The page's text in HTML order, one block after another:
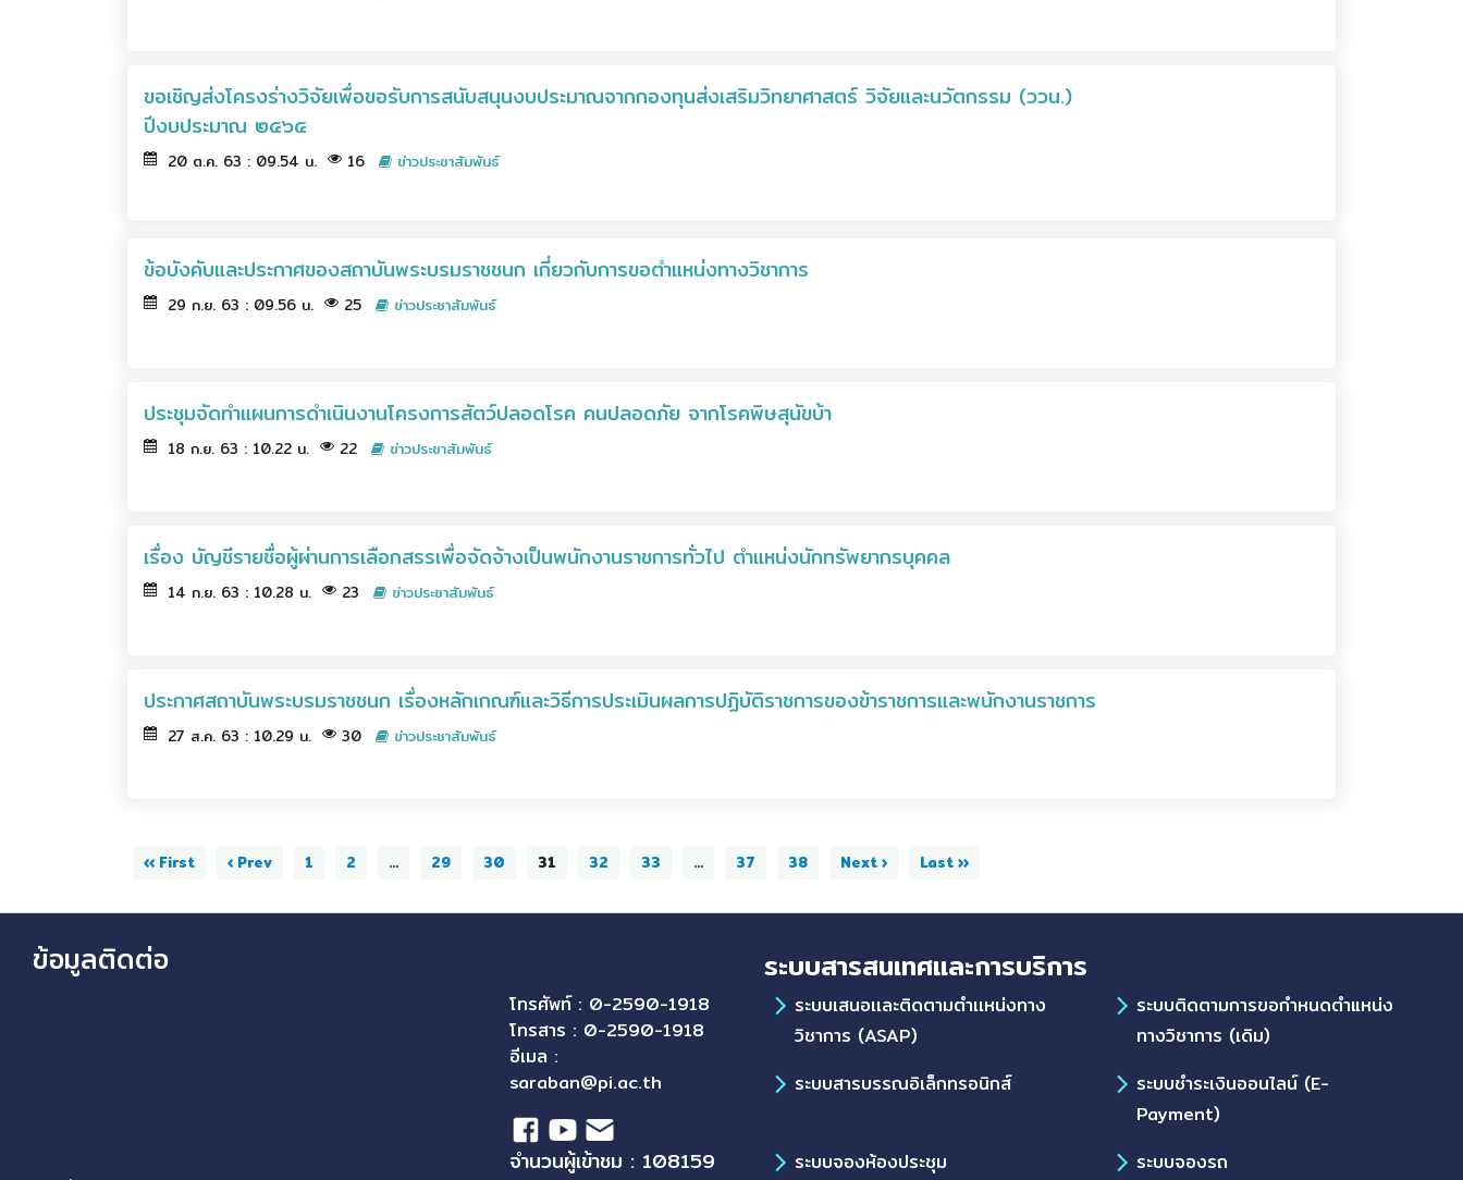
ขอเชิญส่งโครงร่างวิจัยเพื่อขอรับการสนับสนุนงบประมาณจากกองทุนส่งเสริมวิทยาศาสตร์ วิจัยและนวัตกรรม (ววน.)
ปีงบประมาณ ๒๕๖๕
20 ต.ค. 63 : 09.54 น. 16 ข่าวประชาสัมพันธ์
ข้อบังคับและประกาศของสถาบันพระบรมราชชนก เกี่ยวกับการขอตำแหน่งทางวิชาการ
29 ก.ย. 63 : 09.56 น. 25 ข่าวประชาสัมพันธ์
ประชุมจัดทำแผนการดำเนินงานโครงการสัตว์ปลอดโรค คนปลอดภัย จากโรคพิษสุนัขบ้า
18 ก.ย. 63 : 10.22 น. 22 ข่าวประชาสัมพันธ์
เรื่อง บัญชีรายชื่อผู้ผ่านการเลือกสรรเพื่อจัดจ้างเป็นพนักงานราชการทั่วไป ตำแหน่งนักทรัพยากรบุคคล
14 ก.ย. 63 : 10.28 น. 23 ข่าวประชาสัมพันธ์
ประกาศสถาบันพระบรมราชชนก เรื่องหลักเกณฑ์และวิธีการประเมินผลการปฏิบัติราชการของข้าราชการและพนักงานราชการ
27 ส.ค. 63 : 10.29 น. 30 ข่าวประชาสัมพันธ์
‹‹ First ‹ Prev 1 2 ... 29 30 31 32 33 ... 37 38 Next › Last ››
ข้อมูลติดต่อ
โทรศัพท์ : 0-2590-1918
โทรสาร : 0-2590-1918
อีเมล :
saraban@pi.ac.th
จำนวนผู้เข้าชม : 108159
ระบบสารสนเทศและการบริการ
ระบบเสนอเเละติดตามตำเเหน่งทาง
วิชาการ (ASAP)
ระบบติดตามการขอกำหนดตำแหน่ง
ทางวิชาการ (เดิม)
ระบบสารบรรณอิเล็กทรอนิกส์
ระบบชำระเงินออนไลน์ (E-
Payment)
ระบบจองห้องประชุม
ระบบจองรถ